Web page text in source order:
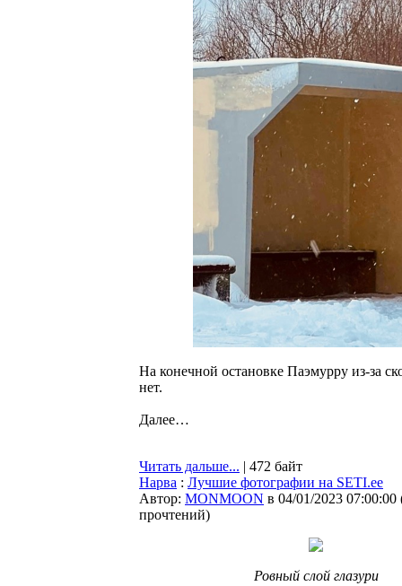
На конечной остановке Паэмурру из-за
нет.
Далее…
Читать дальше... | 472 байт
Нарва : Лучшие фотографии на SETI.ee
Автор: MONMOON в 04/01/2023 07:00:00
прочтений)
Ровный слой глазури